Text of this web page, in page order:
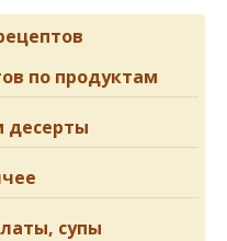
по продуктам
десерты
супы